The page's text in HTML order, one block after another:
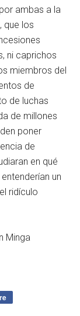
ambas a la
que los
ni caprichos
miembros del
de
de luchas
de millones
poner
de
en qué
un
ridículo
Minga